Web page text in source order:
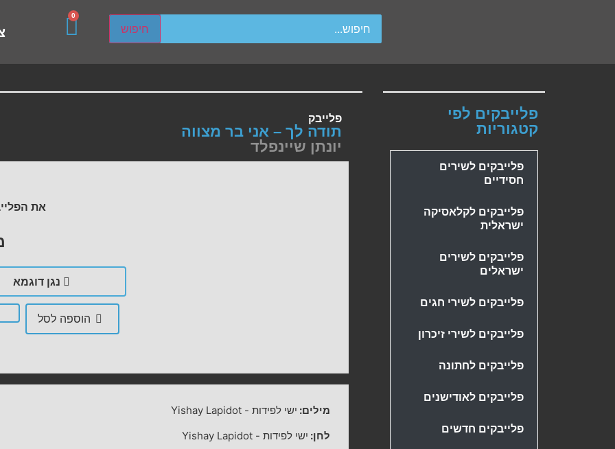
חיפוש
page. Touch device users, explore by touch or with swipe gestures.
0
פלייבקים לפי
קטגוריות
פלייבקים לשירים
חסידיים
פלייבקים לקלאסיקה
ישראלית
פלייבקים לשירים
ישראלים
פלייבקים לשירי חגים
פלייבקים לשירי זיכרון
פלייבקים לחתונה
פלייבקים לאודישנים
פלייבקים חדשים
פלייבק
תודה לך – אני בר מצווה
יונתן שיינפלד
את
נגן דוגמא
הוספה לסל
מילים: ישי לפידות-
Yishay Lapidot
לחן: ישי לפידות-
Yishay Lapidot